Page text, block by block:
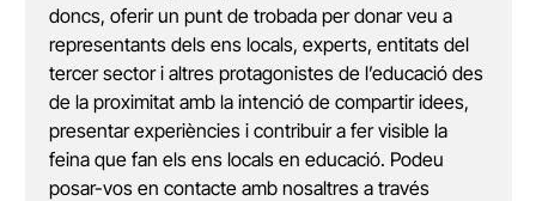
doncs, oferir un punt de trobada per donar veu a
representants dels ens locals, experts, entitats del
tercer sector i altres protagonistes de l’educació des
de la proximitat amb la intenció de compartir idees,
presentar experiències i contribuir a fer visible la
feina que fan els ens locals en educació. Podeu
posar-vos en contacte amb nosaltres a través